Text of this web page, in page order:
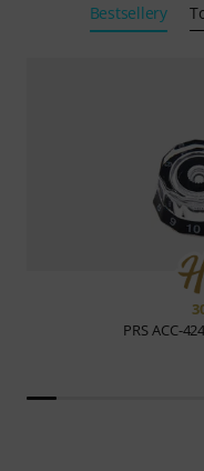
Bestsellery
PRSACC-